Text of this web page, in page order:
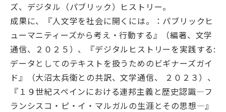
データベース
事業活動
大学院・教育
国文研について
ズ、デジタル（パブリック）ヒストリー。
成果に、『人文学を社会に開くには。：パブリックヒ
ューマニティーズから考え・行動する』（編著、文学
通信、２０２５）、『デジタルヒストリーを実践する:
データとしてのテキストを扱うためのビギナーズガイ
ド』（大沼太兵衛との共訳、文学通信、 ２０２３）、
『１９世紀スペインにおける連邦主義と歴史認識―フ
ランシスコ・ピ・イ・マルガルの生涯とその思想―』